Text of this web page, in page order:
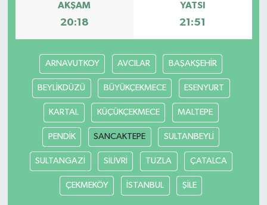
AKŞAM
20:18
YATSI
21:51
ARNAVUTKOY AVCILAR BAŞAKŞEHİR
BEYLİKDÜZÜ BÜYÜKÇEKMECE ESENYURT
KARTAL KÜÇÜKÇEKMECE MALTEPE
PENDİK SANCAKTEPE SULTANBEYLİ
SULTANGAZİ SİLİVRİ TUZLA ÇATALCA
ÇEKMEKÖY İSTANBUL ŞİLE